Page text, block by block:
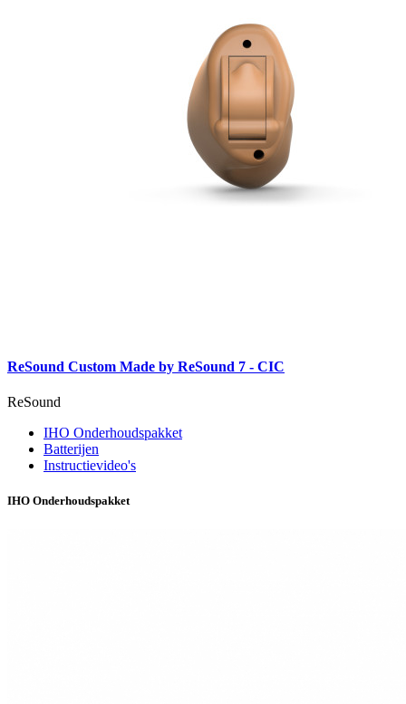
ReSound Custom Made by ReSound 7 - CIC
ReSound
IHO Onderhoudspakket
Batterijen
Instructievideo's
IHO Onderhoudspakket